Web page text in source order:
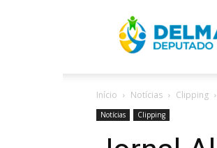
Início Notícias Clipping
Notícias Clipping